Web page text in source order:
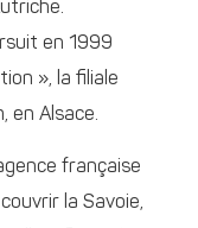
en 1999
», la filiale
en Alsace.
française
la Savoie,